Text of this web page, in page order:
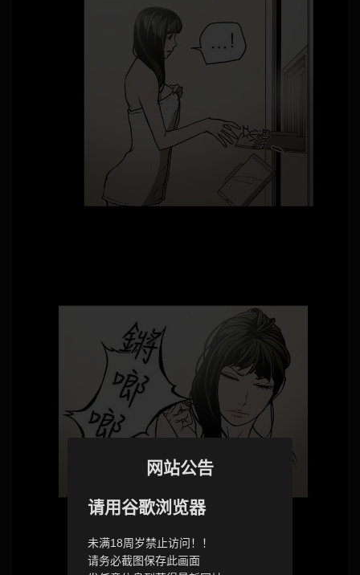
网站公告
请用谷歌浏览器
未满18周岁禁止访问！！
请务必截图保存此画面